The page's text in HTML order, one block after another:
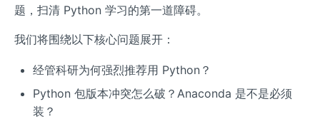
题，扫清 Python 学习的第一道障碍。
我们将围绕以下核心问题展开：
经管科研为何强烈推荐用 Python？
Python 包版本冲突怎么破？Anaconda 是不是必须
装？